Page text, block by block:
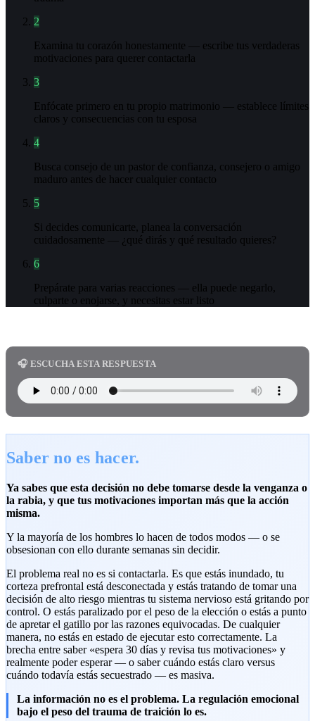
2
Examina tu corazón honestamente — escribe tus verdaderas
motivaciones para querer contactarla
3
Enfócate primero en tu propio matrimonio — establece límites
claros y consecuencias con tu esposa
4
Busca consejo de un pastor de confianza, consejero o amigo
maduro antes de hacer cualquier contacto
5
Si decides comunicarte, planea la conversación
cuidadosamente — ¿qué dirás y qué resultado quieres?
6
Prepárate para varias reacciones — ella puede negarlo,
culparte o enojarse, y necesitas estar listo
🎧 ESCUCHA ESTA RESPUESTA
Saber no es hacer.
Ya sabes que esta decisión no debe tomarse desde la venganza o
la rabia, y que tus motivaciones importan más que la acción
misma.
Y la mayoría de los hombres lo hacen de todos modos — o se
obsesionan con ello durante semanas sin decidir.
El problema real no es si contactarla. Es que estás inundado, tu
corteza prefrontal está desconectada y estás tratando de tomar una
decisión de alto riesgo mientras tu sistema nervioso está gritando por
control. O estás paralizado por el peso de la elección o estás a punto
de apretar el gatillo por las razones equivocadas. De cualquier
manera, no estás en estado de ejecutar esto correctamente. La
brecha entre saber «espera 30 días y revisa tus motivaciones» y
realmente poder esperar — o saber cuándo estás claro versus
cuándo todavía estás secuestrado — es masiva.
La información no es el problema. La regulación emocional
bajo el peso del trauma de traición lo es.